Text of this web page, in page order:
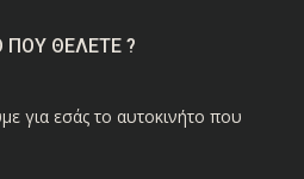
ΠΟΥ ΘΕΛΕΤΕ ?
για εσάς το αυτοκινήτο που